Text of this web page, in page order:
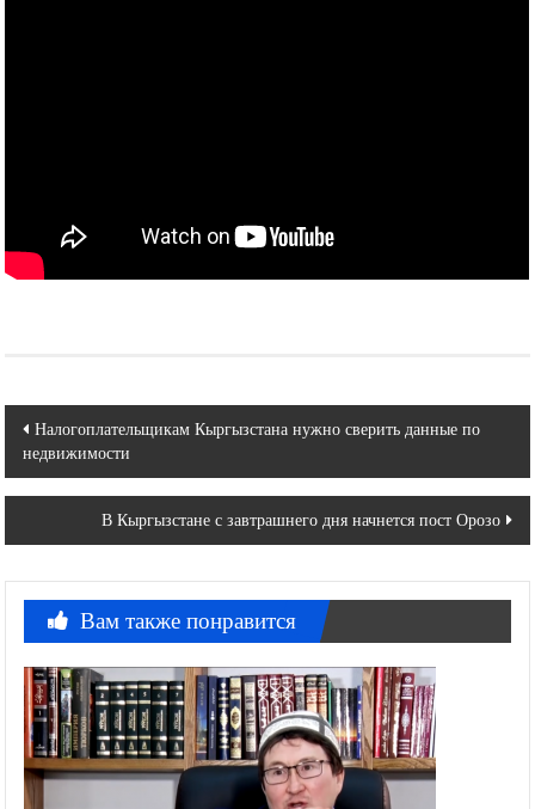
Навигация
по
записям
Налогоплательщикам Кыргызстана нужно сверить данные по
недвижимости
В Кыргызстане с завтрашнего дня начнется пост Орозо
Вам также понравится